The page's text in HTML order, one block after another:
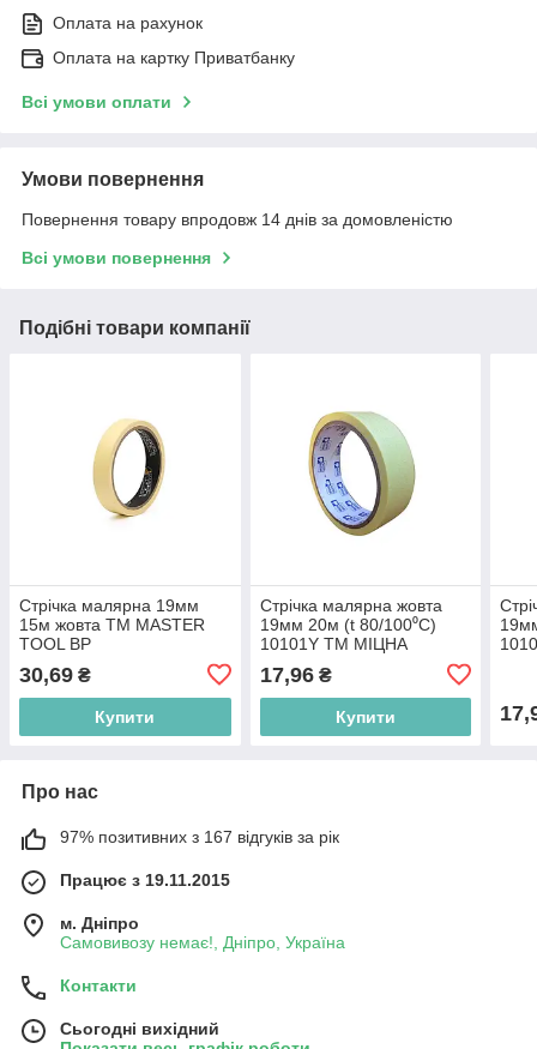
Оплата на рахунок
Оплата на картку Приватбанку
Всі умови оплати
Умови повернення
Повернення товару впродовж 14 днів за домовленістю
Всі умови повернення
Подібні товари компанії
Стрічка малярна 19мм
15м жовта ТМ MASTER
TOOL BP
30,69 ₴
Купити
Стрічка малярна жовта
19мм 20м (t 80/100⁰C)
10101Y ТМ МІЦНА
17,96₴
Купити
Про нас
97% позитивних з 167 відгуків за рік
Працює з 19.11.2015
м. Дніпро
Самовивозу немає!, Дніпро, Україна
Контакти
Сьогодні вихідний